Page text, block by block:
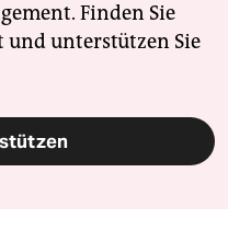
Finden Sie
und unterstützen Sie